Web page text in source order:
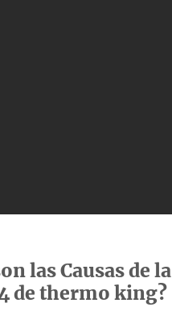
las Causas de la
de thermo king?